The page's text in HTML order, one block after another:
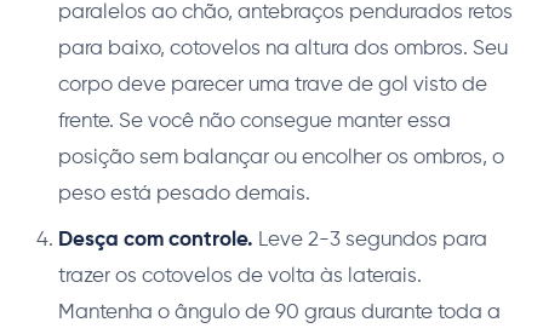
paralelos ao chão, antebraços pendurados retos
para baixo, cotovelos na altura dos ombros. Seu
corpo deve parecer uma trave de gol visto de
frente. Se você não consegue manter essa
posição sem balançar ou encolher os ombros, o
peso está pesado demais.
Desça com controle. Leve 2-3 segundos para
trazer os cotovelos de volta às laterais.
Mantenha o ângulo de 90 graus durante toda a